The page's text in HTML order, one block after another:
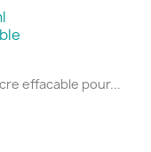
effacable pour...